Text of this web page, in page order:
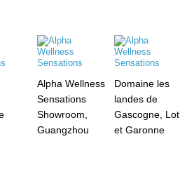
Alpha Wellness
Sensations
Showroom,
Guangzhou
Domaine les
landes de
Gascogne, Lot
et Garonne